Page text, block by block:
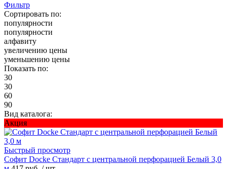
Фильтр
Сортировать по:
популярности
популярности
алфавиту
увеличению цены
уменьшению цены
Показать по:
30
30
60
90
Вид каталога:
Акция
Быстрый просмотр
Софит Docke Стандарт с центральной перфорацией Белый 3,0